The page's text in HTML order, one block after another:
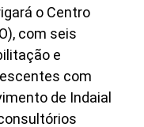
o Centro
com seis
e
com
de Indaial